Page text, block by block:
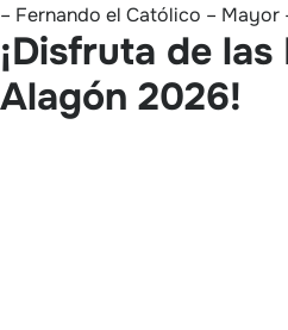
– Fernando el Católico – Mayor
¡Disfruta de
Alagón 2026!